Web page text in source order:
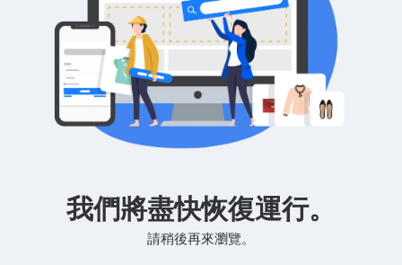
我們將盡快恢復運行。
請稍後再來瀏覽。